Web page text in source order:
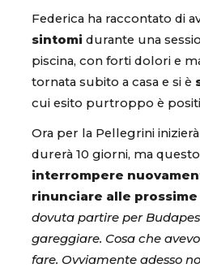
Federica ha raccontato di
sintomi durante una
piscina, con forti dolori e
tornata subito a casa e si è
cui esito purtroppo è
Ora per la Pellegrini
durerà 10 giorni, ma
interrompere
rinunciare alle prossime
dovuta partire per
gareggiare. Cosa che
fare. Ovviamente adesso